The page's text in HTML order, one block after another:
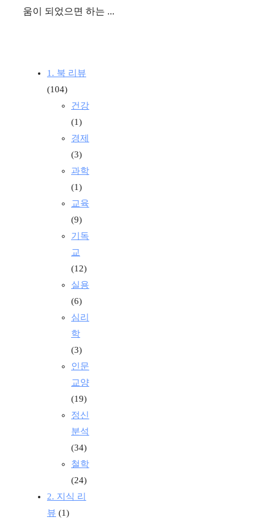
움이 되었으면 하는 ...
1. 북 리뷰
(104)
건강
(1)
경제
(3)
과학
(1)
교육
(9)
기독
교
(12)
실용
(6)
심리
학
(3)
인문
교양
(19)
정신
분석
(34)
철학
(24)
2. 지식 리
뷰 (1)